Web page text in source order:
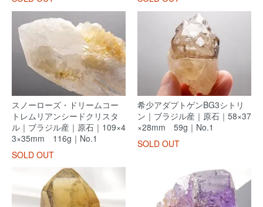
スノーローズ・ドリームコー
トレムリアンシードクリスタ
ル｜ブラジル産｜原石｜109×4
3×35mm 116g｜No.1
SOLD OUT
希少アダプトゲンBG3シトリ
ン｜ブラジル産｜原石｜58×37
×28mm 59g｜No.1
SOLD OUT